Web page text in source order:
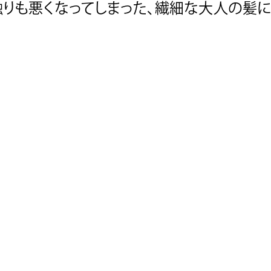
も悪くなってしまった、 繊細な大人の髪に